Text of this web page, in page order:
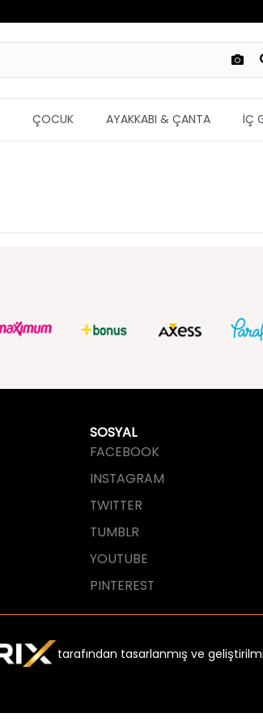
ÇOCUK AYAKKABI & ÇANTA İÇ
SOSYAL
FACEBOOK
INSTAGRAM
TWITTER
TUMBLR
YOUTUBE
PINTEREST
tarafından tasarlanmış ve